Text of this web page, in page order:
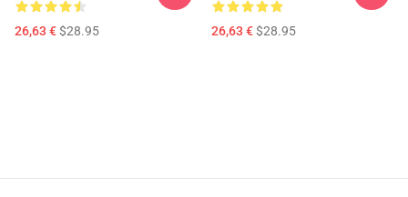
26,63 €$28.95 26,63 €$28.95